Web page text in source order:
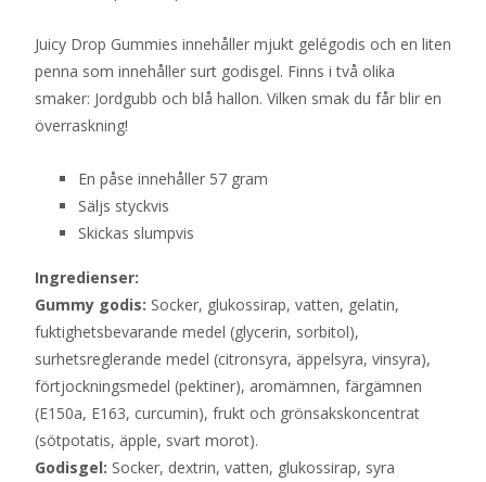
Juicy Drop Gummies innehåller mjukt gelégodis och en liten
penna som innehåller surt godisgel. Finns i två olika
smaker: Jordgubb och blå hallon. Vilken smak du får blir en
överraskning!
En påse innehåller 57 gram
Säljs styckvis
Skickas slumpvis
Ingredienser:
Gummy godis: Socker, glukossirap, vatten, gelatin,
fuktighetsbevarande medel (glycerin, sorbitol),
surhetsreglerande medel (citronsyra, äppelsyra, vinsyra),
förtjockningsmedel (pektiner), aromämnen, färgämnen
(E150a, E163, curcumin), frukt och grönsakskoncentrat
(sötpotatis, äpple, svart morot).
Godisgel: Socker, dextrin, vatten, glukossirap, syra